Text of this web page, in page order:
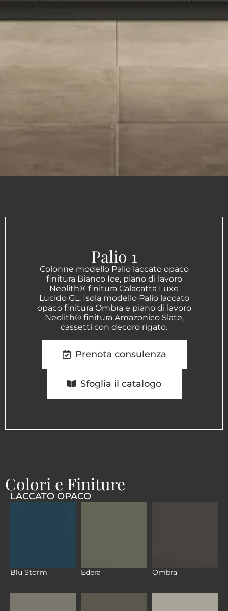
Palio 1
Colonne modello Palio laccato opaco
finitura Bianco Ice, piano di lavoro
Neolith® finitura Calacatta Luxe
Lucido GL. Isola modello Palio laccato
opaco finitura Ombra e piano di lavoro
Neolith® finitura Amazonico Slate,
cassetti con decoro rigato.
Prenota consulenza
Sfoglia il catalogo
Colori e Finiture
LACCATO OPACO
Blu Storm Edera Ombra